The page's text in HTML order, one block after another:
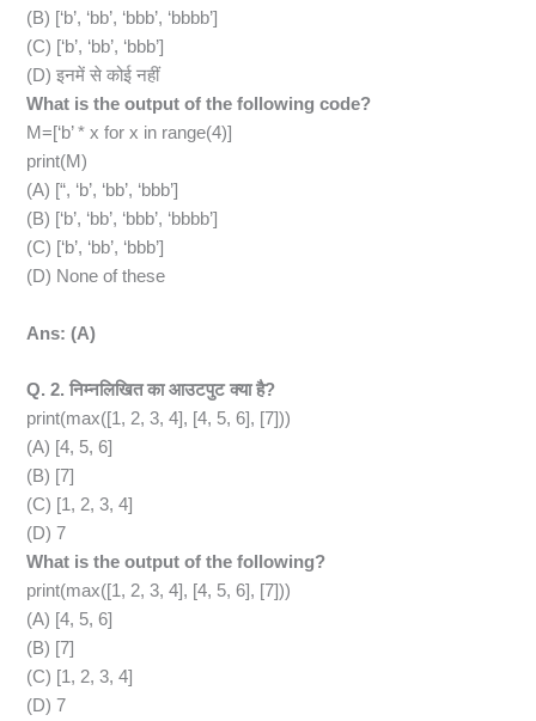
(B) [‘b’, ‘bb’, ‘bbb’, ‘bbbb’]
(C) [‘b’, ‘bb’, ‘bbb’]
(D) इनमें से कोई नहीं
What is the output of the following code?
M=[‘b’ * x for x in range(4)]
print(M)
(A) [“, ‘b’, ‘bb’, ‘bbb’]
(B) [‘b’, ‘bb’, ‘bbb’, ‘bbbb’]
(C) [‘b’, ‘bb’, ‘bbb’]
(D) None of these
Ans: (A)
Q. 2. निम्नलिखित का आउटपुट क्या है?
print(max([1, 2, 3, 4], [4, 5, 6], [7]))
(A) [4, 5, 6]
(B) [7]
(C) [1, 2, 3, 4]
(D) 7
What is the output of the following?
print(max([1, 2, 3, 4], [4, 5, 6], [7]))
(A) [4, 5, 6]
(B) [7]
(C) [1, 2, 3, 4]
(D) 7